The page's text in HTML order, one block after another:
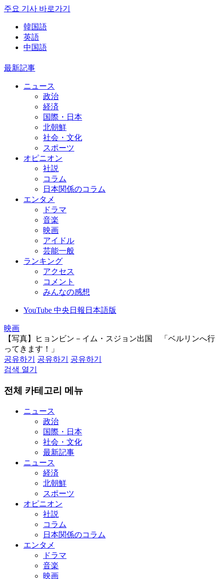
주요 기사 바로가기
韓国語
英語
中国語
最新記事
ニュース
政治
経済
国際・日本
北朝鮮
社会・文化
スポーツ
オピニオン
社説
コラム
日本関係のコラム
エンタメ
ドラマ
音楽
映画
アイドル
芸能一般
ランキング
アクセス
コメント
みんなの感想
YouTube 中央日報日本語版
映画
【写真】ヒョンビン－イム・スジョン出国 「ベルリンへ行
ってきます！」
공유하기
공유하기
공유하기
검색 열기
전체 카테고리 메뉴
ニュース
政治
国際・日本
社会・文化
最新記事
ニュース
経済
北朝鮮
スポーツ
オピニオン
社説
コラム
日本関係のコラム
エンタメ
ドラマ
音楽
映画